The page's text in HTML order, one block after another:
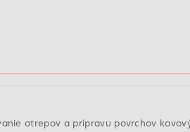
otrepov a prípravu povrchov